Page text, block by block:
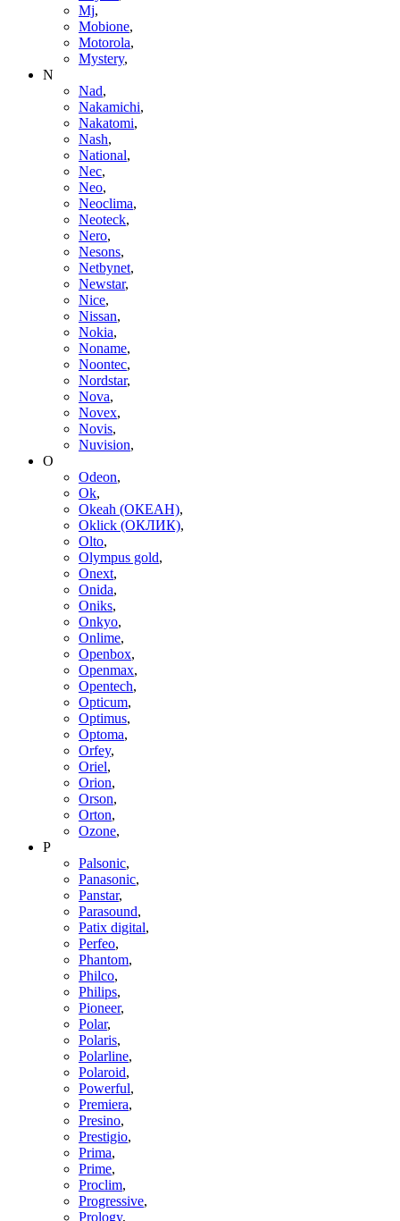
Mj,
Mobione,
Motorola,
Mystery,
N
Nad,
Nakamichi,
Nakatomi,
Nash,
National,
Nec,
Neo,
Neoclima,
Neoteck,
Nero,
Nesons,
Netbynet,
Newstar,
Nice,
Nissan,
Nokia,
Noname,
Noontec,
Nordstar,
Nova,
Novex,
Novis,
Nuvision,
O
Odeon,
Ok,
Okeah (ОКЕАН),
Oklick (ОКЛИК),
Olto,
Olympus gold,
Onext,
Onida,
Oniks,
Onkyo,
Onlime,
Openbox,
Openmax,
Opentech,
Opticum,
Optimus,
Optoma,
Orfey,
Oriel,
Orion,
Orson,
Orton,
Ozone,
P
Palsonic,
Panasonic,
Panstar,
Parasound,
Patix digital,
Perfeo,
Phantom,
Philco,
Philips,
Pioneer,
Polar,
Polaris,
Polarline,
Polaroid,
Powerful,
Premiera,
Presino,
Prestigio,
Prima,
Prime,
Proclim,
Progressive,
Prology,